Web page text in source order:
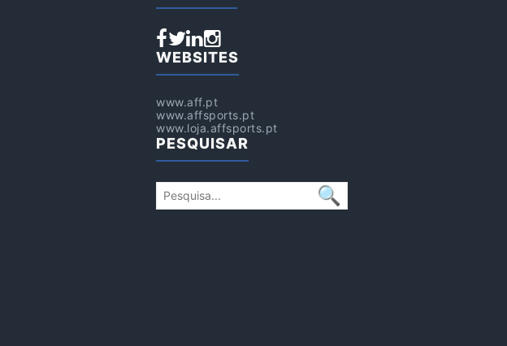
WEBSITES
www.aff.pt
www.affsports.pt
www.loja.affsports.pt
PESQUISAR